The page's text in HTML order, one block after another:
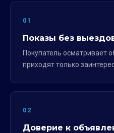
01
Показы без
Покупатель осматривает
приходят только
02
Доверие к